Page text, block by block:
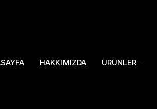
HAKKIMIZDA ÜRÜNLER